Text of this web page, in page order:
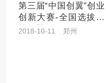
第三届“中国创翼”创业
创新大赛-全国选拔赛
第一天
2018-10-11 郑州